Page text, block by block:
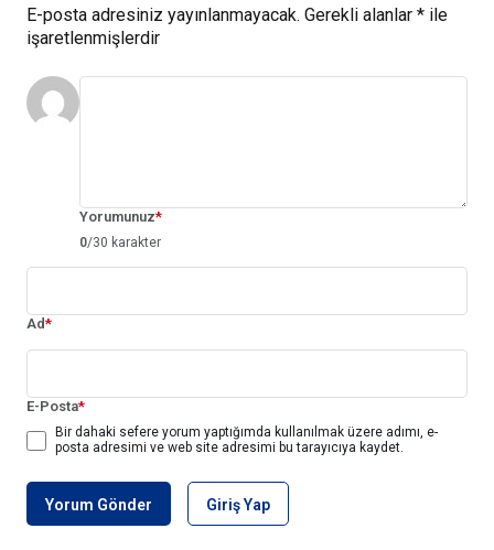
E-posta adresiniz yayınlanmayacak. Gerekli alanlar * ile
işaretlenmişlerdir
Yorumunuz*
0/30 karakter
Ad*
E-Posta*
Bir dahaki sefere yorum yaptığımda kullanılmak üzere adımı, e-
posta adresimi ve web site adresimi bu tarayıcıya kaydet.
Yorum Gönder Giriş Yap